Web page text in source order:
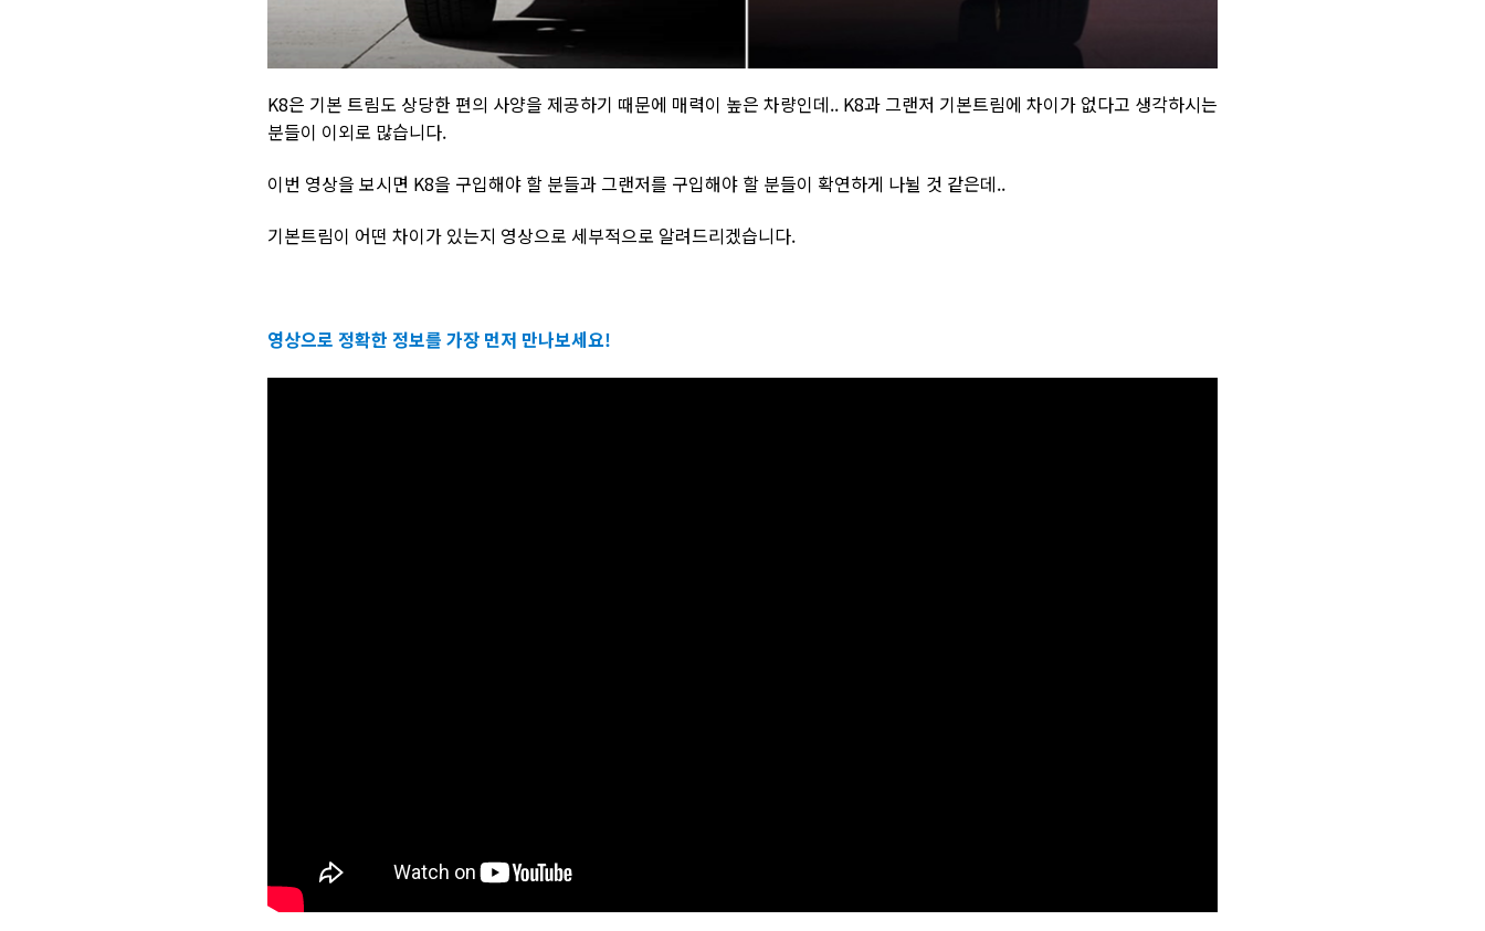
K8은 기본 트림도 상당한 편의 사양을 제공하기 때문에 매력이 높은 차량인데.. K8과 그랜저 기본트림에 차이가 없다고 생각하시는
분들이 이외로 많습니다.
이번 영상을 보시면 K8을 구입해야 할 분들과 그랜저를 구입해야 할 분들이 확연하게 나뉠 것 같은데..
기본트림이 어떤 차이가 있는지 영상으로 세부적으로 알려드리겠습니다.
영상으로 정확한 정보를 가장 먼저 만나보세요!